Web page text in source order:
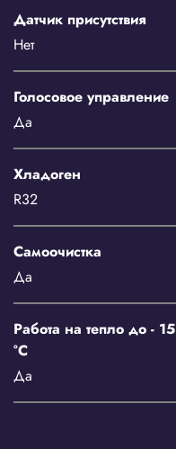
Датчик присутствия
Нет
Голосовое управление
Да
Хладоген
R32
Самоочистка
Да
Работа на тепло до - 15
°С
Да